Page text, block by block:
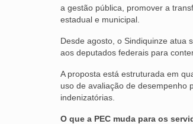
a gestão pública, promover a
estadual e municipal.
Desde agosto, o Sindiquinze atua
aos deputados federais para
A proposta está estruturada em
uso de avaliação de desempenho
indenizatórias.
O que a PEC muda para os